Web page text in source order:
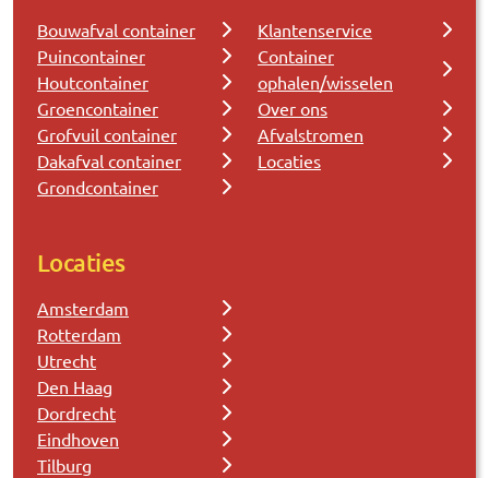
Bouwafval container
Puincontainer
Houtcontainer
Groencontainer
Grofvuil container
Dakafval container
Grondcontainer
Klantenservice
Container
ophalen/wisselen
Over ons
Afvalstromen
Locaties
Locaties
Amsterdam
Rotterdam
Utrecht
Den Haag
Dordrecht
Eindhoven
Tilburg